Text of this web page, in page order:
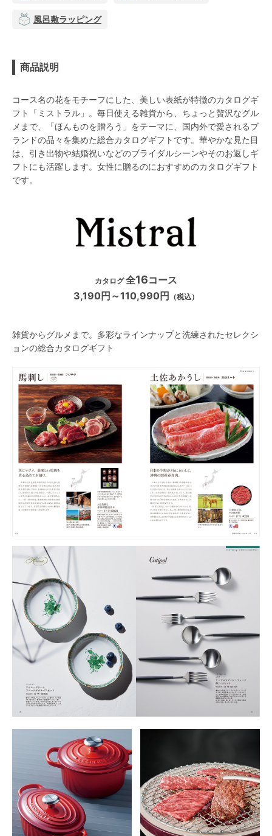
風呂敷ラッピング
商品説明
コース名の花をモチーフにした、美しい表紙が特徴のカタログギ
フト「ミストラル」。毎日使える雑貨から、ちょっと贅沢なグル
メまで、「ほんものを贈ろう」をテーマに、国内外で愛されるブ
ランドの品々を集めた総合カタログギフトです。華やかな見た目
は、引き出物や結婚祝いなどのブライダルシーンやそのお返しギ
フトにも活躍します。女性に贈るのにおすすめのカタログギフト
です。
カタログ全16コース
3,190円～110,990円 （税込）
雑貨からグルメまで。多彩なラインナップと洗練されたセレクシ
ョンの総合カタログギフト